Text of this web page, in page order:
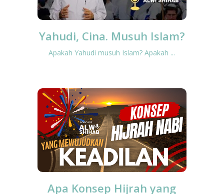
Yahudi, Cina. Musuh Islam?
Apakah Yahudi musuh Islam? Apakah ...
Apa Konsep Hijrah yang